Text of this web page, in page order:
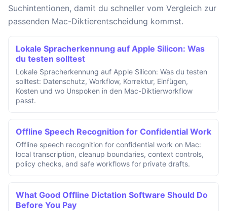
Suchintentionen, damit du schneller vom Vergleich zur
passenden Mac-Diktierentscheidung kommst.
Lokale Spracherkennung auf Apple Silicon: Was
du testen solltest
Lokale Spracherkennung auf Apple Silicon: Was du testen
solltest: Datenschutz, Workflow, Korrektur, Einfügen,
Kosten und wo Unspoken in den Mac-Diktierworkflow
passt.
Offline Speech Recognition for Confidential Work
Offline speech recognition for confidential work on Mac:
local transcription, cleanup boundaries, context controls,
policy checks, and safe workflows for private drafts.
What Good Offline Dictation Software Should Do
Before You Pay